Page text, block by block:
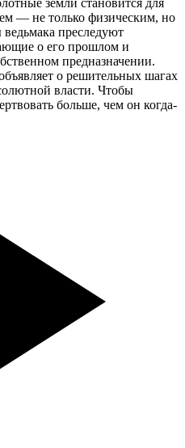
— не только физическим, но
преследуют
о его прошлом и
предназначении.
о решительных шагах
власти. Чтобы
больше, чем он когда-